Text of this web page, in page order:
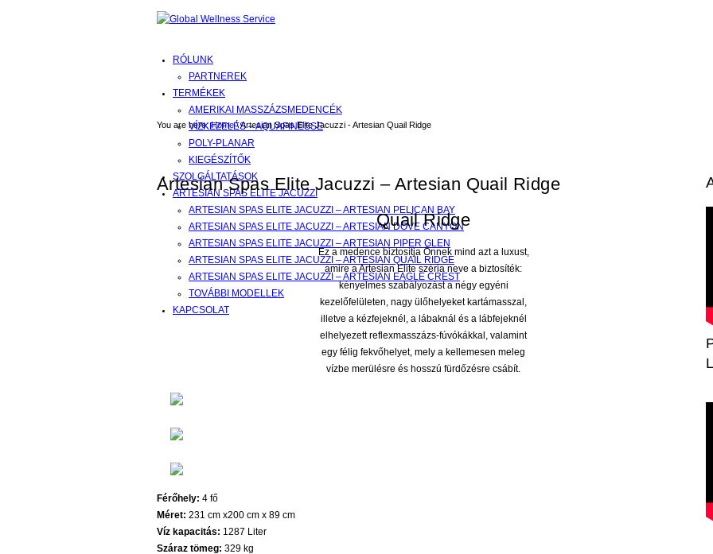
RÓLUNK
PARTNEREK
TERMÉKEK
AMERIKAI MASSZÁZSMEDENCÉK
VÍZKEZELÉS – AQUAFINESSE
POLY-PLANAR
KIEGÉSZÍTŐK
SZOLGÁLTATÁSOK
ARTESIAN SPAS ELITE JACUZZI
ARTESIAN SPAS ELITE JACUZZI – ARTESIAN PELICAN BAY
ARTESIAN SPAS ELITE JACUZZI – ARTESIAN DOVE CANYON
ARTESIAN SPAS ELITE JACUZZI – ARTESIAN PIPER GLEN
ARTESIAN SPAS ELITE JACUZZI – ARTESIAN QUAIL RIDGE
ARTESIAN SPAS ELITE JACUZZI – ARTESIAN EAGLE CREST
TOVÁBBI MODELLEK
KAPCSOLAT
You are here:Home\ Artesian Spas Elite Jacuzzi - Artesian Quail Ridge
Artesian Spas Elite Jacuzzi – Artesian Quail Ridge
Quail Ridge
Ez a medence biztosítja Önnek mind azt a luxust,
amire a Artesian Elite széria neve a biztosíték:
kényelmes szabályozást a négy egyéni
kezelőfelületen, nagy ülőhelyeket kartámasszal,
illetve a kézfejeknél, a lábaknál és a lábfejeknél
elhelyezett reflexmasszázs-fúvókákkal, valamint
egy félig fekvőhelyet, mely a kellemesen meleg
vízbe merülésre és hosszú fürdőzésre csábít.
Férőhely: 4 fő
Méret: 231 cm x200 cm x 89 cm
Víz kapacitás: 1287 Liter
Száraz tömeg: 329 kg